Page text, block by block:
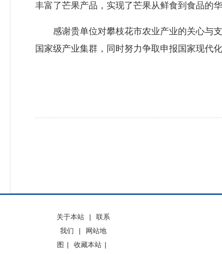
丰富了芒果产品，实现了芒果从鲜食到食品的
感谢贵单位对攀枝花市农业产业的关心与支
国家级产业集群，同时努力争取申报国家现代
关于本站 |
联系
我们
|
网站地
图 | 收藏本站 |